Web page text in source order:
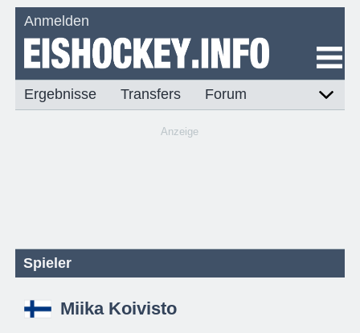
Anmelden
Ergebnisse Transfers Forum
Anzeige
Spieler
Miika Koivisto